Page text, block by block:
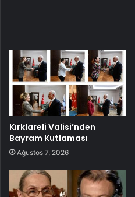
Kırklareli Valisi’nden
Bayram Kutlaması
Ağustos 7, 2026